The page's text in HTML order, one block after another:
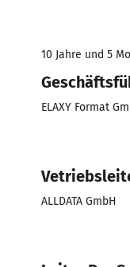
10 Jahre und 5
ELAXY Format
ALLDATA GmbH